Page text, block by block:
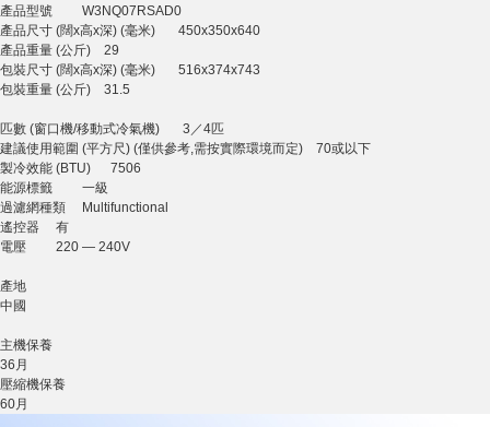
產品型號 W3NQ07RSAD0
產品尺寸 (闊x高x深) (毫米) 450x350x640
產品重量 (公斤) 29
包裝尺寸 (闊x高x深) (毫米) 516x374x743
包裝重量 (公斤) 31.5
匹數 (窗口機/移動式冷氣機) 3／4匹
建議使用範圍 (平方尺) (僅供參考,需按實際環境而定) 70或以下
製冷效能 (BTU) 7506
能源標籤 一級
過濾網種類 Multifunctional
遙控器 有
電壓 220 — 240V
產地
中國
主機保養
36月
壓縮機保養
60月